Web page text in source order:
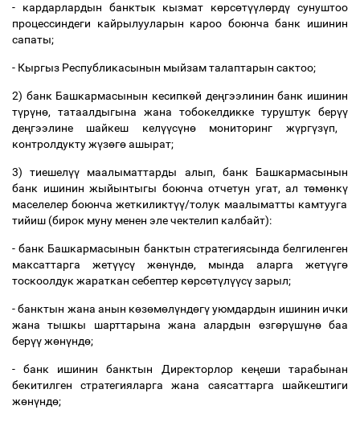
- кардарлардын банктык кызмат көрсөтүүлөрдү сунуштоо
процессиндеги кайрылууларын кароо боюнча банк ишинин
сапаты;
- Кыргыз Республикасынын мыйзам талаптарын сактоо;
2) банк Башкармасынын кесипкөй деңгээлинин банк ишинин
түрүнө, татаалдыгына жана тобокелдикке туруштук берүү
деңгээлине шайкеш келүүсүнөмониторинг жүргүзүп,
контролдукту жүзөгөашырат;
3) тиешелүү маалыматтарды алып, банк Башкармасынын
банк ишинин жыйынтыгы боюнча отчетун угат, ал төмөнкү
маселелер боюнча жеткиликтүү/толук маалыматты камтууга
тийиш (бирок муну менен эле чектелип калбайт):
- банк Башкармасынын банктын стратегиясында белгиленген
максаттарга жетүүсү жөнүндө, мында аларга жетүүгө
тоскоолдук жараткан себептер көрсөтүлүүсүзарыл;
- банктын жана анын көзөмөлүндөгүуюмдардын ишинин ички
жана тышкы шарттарына жана алардын өзгөрүшүнөбаа
берүүжөнүндө;
- банк ишинин банктын Директорлор кеңеши тарабынан
бекитилген стратегияларга жана саясаттарга шайкештиги
жөнүндө;